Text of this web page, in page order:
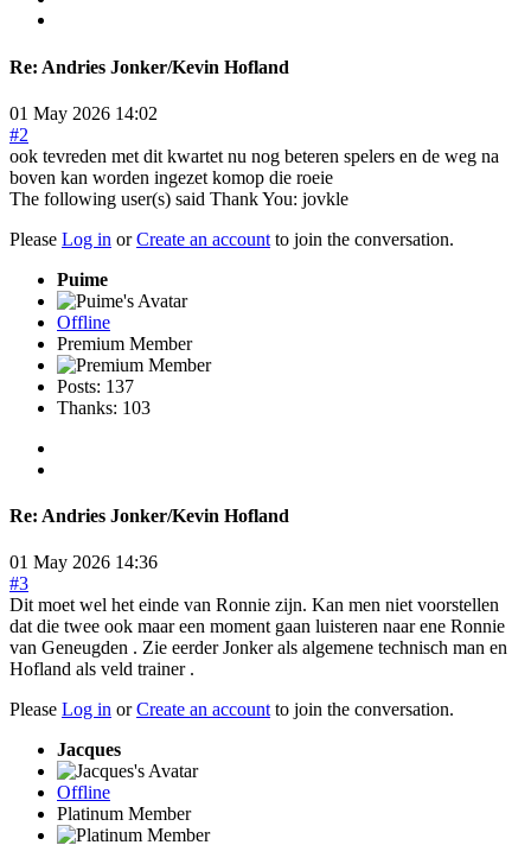
Re: Andries Jonker/Kevin Hofland
01 May 2026 14:02
#2
ook tevreden met dit kwartet nu nog beteren spelers en de weg na
boven kan worden ingezet komop die roeie
The following user(s) said Thank You: jovkle
Please Log in orCreate an account to join the conversation.
Puime
Offline
Premium Member
Posts: 137
Thanks: 103
Re: Andries Jonker/Kevin Hofland
01 May 2026 14:36
#3
Dit moet wel het einde van Ronnie zijn. Kan men niet voorstellen
dat die twee ook maar een moment gaan luisteren naar ene Ronnie
van Geneugden . Zie eerder Jonker als algemene technisch man en
Hofland als veld trainer .
Please Log in orCreate an accountto join the conversation.
Jacques
Offline
Platinum Member